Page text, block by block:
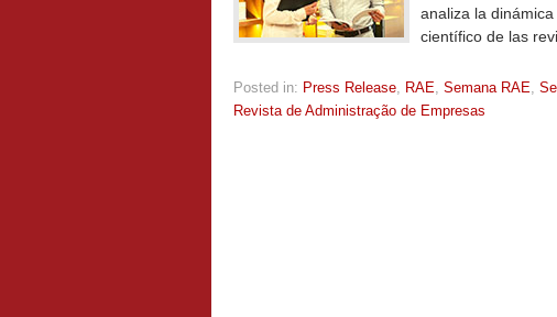
analiza la
científico de las
Posted in: Press Release, RAE, Semana RAE,
Revista de Administração de Empresas